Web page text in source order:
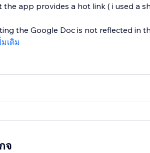
the app provides a hot link ( i used a
the Google Doc is not reflected in
เติม
จ